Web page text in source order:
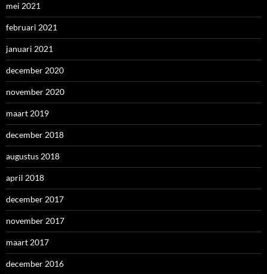
mei 2021
februari 2021
januari 2021
december 2020
november 2020
maart 2019
december 2018
augustus 2018
april 2018
december 2017
november 2017
maart 2017
december 2016